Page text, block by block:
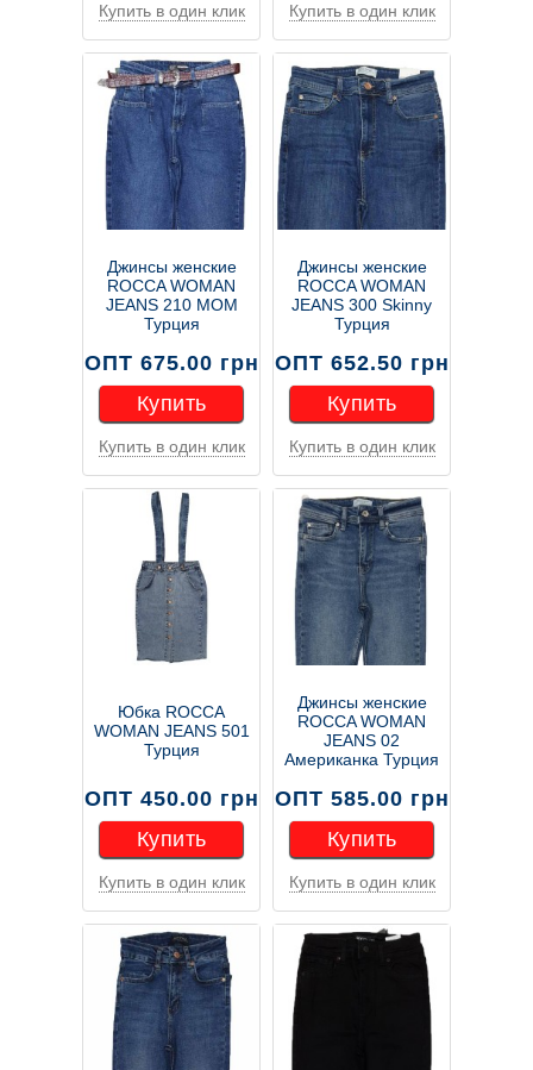
Купить
Купить в один клик
Купить
Купить в один клик
Джинсы женские
ROCCA WOMAN
JEANS 210 MOM
Турция
ОПТ 675.00 грн
Купить
Купить
Купить в один клик
Джинсы женские
ROCCA WOMAN
JEANS 300 Skinny
Турция
ОПТ 652.50 грн
Купить
Купить
Купить в один клик
Юбка ROCCA
WOMAN JEANS 501
Турция
ОПТ 450.00 грн
Купить
Купить
Купить в один клик
Джинсы женские
ROCCA WOMAN
JEANS 02
Американка Турция
ОПТ 585.00 грн
Купить
Купить
Купить в один клик